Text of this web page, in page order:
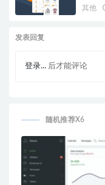
其他
发表回复
登录... 后才能评论
随机推荐X6